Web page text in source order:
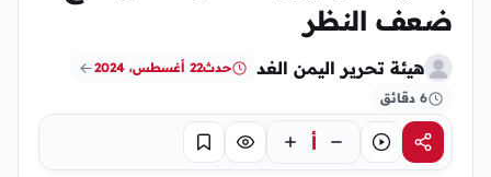
ضعف النظر
هيئة تحرير اليمن الغد حدث22 أغسطس، 2024
6 دقائق
مشاركةاستماع أ تركيز حفظ